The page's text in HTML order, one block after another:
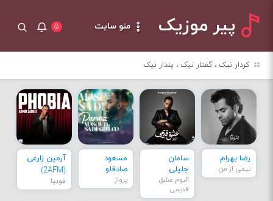
پیر موزیک منو سایت ۵
کردار نیک ، گفتار نیک ، پندار نیک
رضا بهرام
نیمی از من
سامان
جلیلی
آلبوم عشق
قدیمی
مسعود
صادقلو
پرواز
آرمین زارعی
(2AFM)
فوبیا